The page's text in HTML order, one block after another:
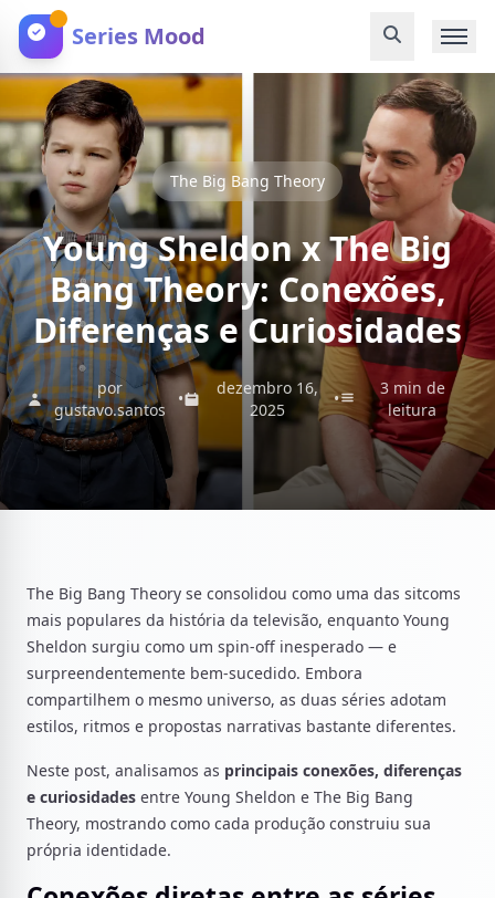
Series Mood
The Big Bang Theory
Young Sheldon x The Big
Bang Theory: Conexões,
Diferenças e Curiosidades
por
gustavo.santos
•
dezembro 16,
2025
•
3 min de
leitura
The Big Bang Theory se consolidou como uma das sitcoms
mais populares da história da televisão, enquanto Young
Sheldon surgiu como um spin-off inesperado — e
surpreendentemente bem-sucedido. Embora
compartilhem o mesmo universo, as duas séries adotam
estilos, ritmos e propostas narrativas bastante diferentes.
Neste post, analisamos as principais conexões, diferenças
e curiosidades entre Young Sheldon e The Big Bang
Theory, mostrando como cada produção construiu sua
própria identidade.